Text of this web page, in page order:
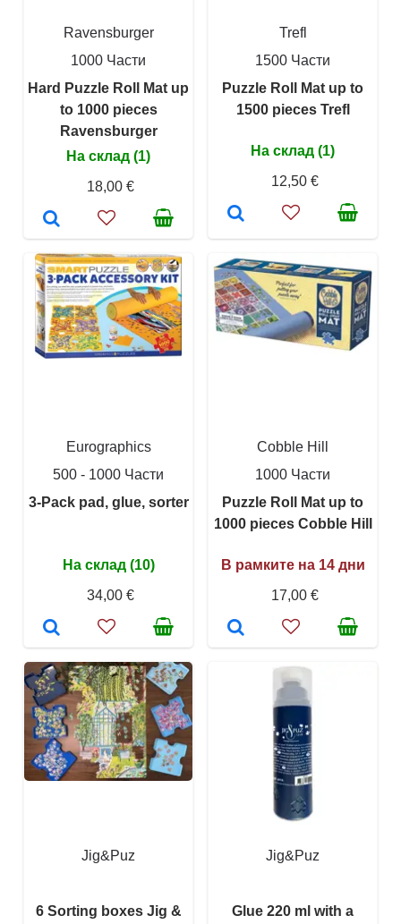
Ravensburger
1000 Части
Hard Puzzle Roll Mat up
to 1000 pieces
Ravensburger
На склад (1)
18,00 €
Trefl
1500 Части
Puzzle Roll Mat up to
1500 pieces Trefl
На склад (1)
12,50 €
Eurographics
500 - 1000 Части
3-Pack pad, glue, sorter
На склад (10)
34,00 €
Cobble Hill
1000 Части
Puzzle Roll Mat up to
1000 pieces Cobble Hill
В рамките на 14 дни
17,00 €
Jig&Puz
6 Sorting boxes Jig &
Jig&Puz
Glue 220 ml with a